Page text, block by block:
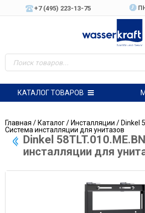
+7 (495) 223-13-75
КАТАЛОГ ТОВАРОВ
Главная /Каталог/Инсталляции / Dinkel
Система инсталляции для унитазов
Dinkel
инсталляции для